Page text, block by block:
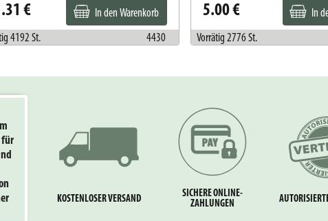
€ In den Warenkorb
4192 St. 4430
5.00 € In
Vorrätig 2776 St.
für
KOSTENLOSER VERSAND
SICHERE ONLINE-
ZAHLUNGEN